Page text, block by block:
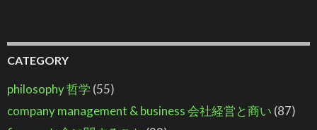
CATEGORY
philosophy 哲学 (55)
company management & business 会社経営と商い (87)